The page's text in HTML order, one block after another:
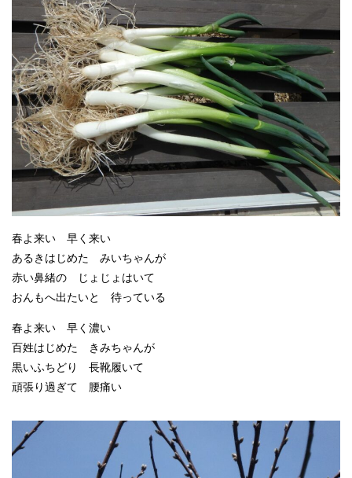
春よ来い 早く来い
あるきはじめた みいちゃんが
赤い鼻緒の じょじょはいて
おんもへ出たいと 待っている
春よ来い 早く濃い
百姓はじめた きみちゃんが
黒いふちどり 長靴履いて
頑張り過ぎて 腰痛い